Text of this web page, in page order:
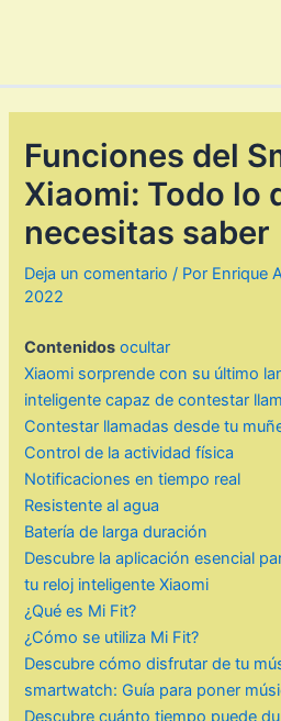
Funciones del
Xiaomi: Todo lo
necesitas saber
Deja un comentario / Por Enrique
2022
Contenidos ocultar
Xiaomi sorprende con su último
inteligente capaz de contestar
Contestar llamadas desde tu
Control de la actividad física
Notificaciones en tiempo real
Resistente al agua
Batería de larga duración
Descubre la aplicación esencial
tu reloj inteligente Xiaomi
¿Qué es Mi Fit?
¿Cómo se utiliza Mi Fit?
Descubre cómo disfrutar de tu
smartwatch: Guía para poner
Descubre cuánto tiempo puede